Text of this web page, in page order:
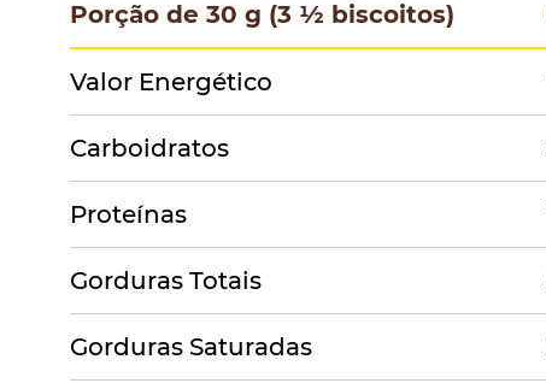
Porção de 30 g (3 ½ biscoitos)
Valor Energético
Carboidratos
Proteínas
Gorduras Totais
Gorduras Saturadas